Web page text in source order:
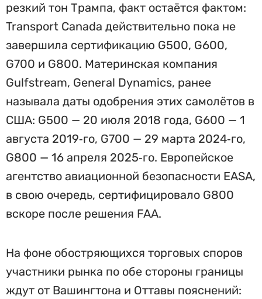
резкий тон Трампа, факт остаётся фактом:
Transport Canada действительно пока не
завершила сертификацию G500, G600,
G700 и G800. Материнская компания
Gulfstream, General Dynamics, ранее
называла даты одобрения этих самолётов в
США: G500 — 20 июля 2018 года, G600 — 1
августа 2019‑го, G700 — 29 марта 2024‑го,
G800 — 16 апреля 2025‑го. Европейское
агентство авиационной безопасности EASA,
в свою очередь, сертифицировало G800
вскоре после решения FAA.
На фоне обостряющихся торговых споров
участники рынка по обе стороны границы
ждут от Вашингтона и Оттавы пояснений: